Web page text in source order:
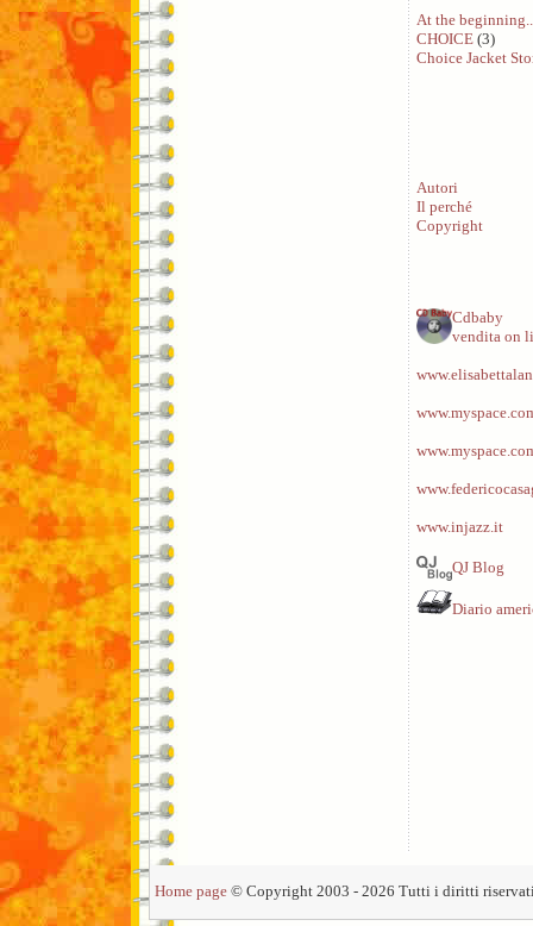
At the
CHOICE (3)
Choice Jacket
Autori
Il perché
Copyright
Cdbaby
vendita on
www.injazz.it
QJ Blog
Diario
Home page © Copyright 2003 - 2026 Tutti i diritti